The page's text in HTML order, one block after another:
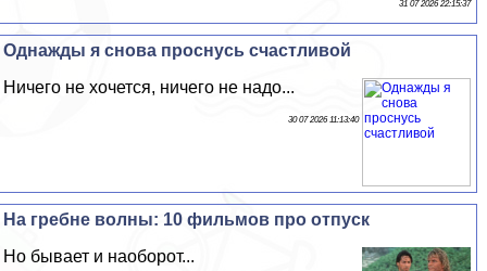
31 07 2026 22:15:37
Однажды я снова проснусь счастливой
Ничего не хочется, ничего не надо...
30 07 2026 11:13:40
На гребне волны: 10 фильмов про отпуск
Но бывает и наоборот...